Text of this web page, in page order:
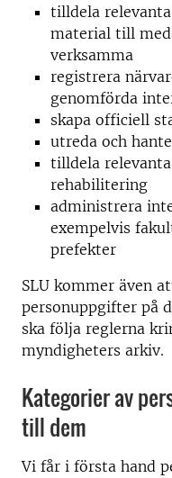
tilldela
material till
verksamma
registrera
genomförda
skapa officiell
utreda och
tilldela
rehabilitering
administrera
exempelvis
prefekter
SLU kommer även
personuppgifter på
ska följa reglerna
myndigheters arkiv.
Kategorier av
till dem
Vi får i första hand